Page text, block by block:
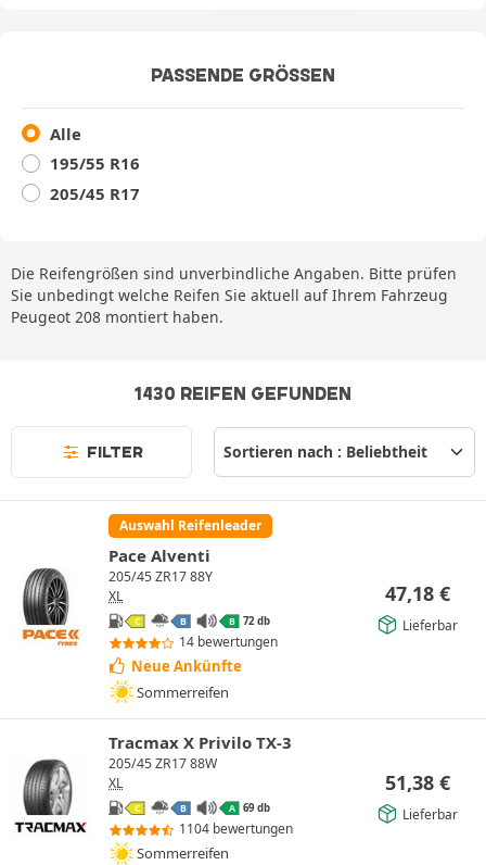
PASSENDE GRÖSSEN
Alle
195/55 R16
205/45 R17
Die Reifengrößen sind unverbindliche Angaben. Bitte prüfen
Sie unbedingt welche Reifen Sie aktuell auf Ihrem Fahrzeug
Peugeot 208 montiert haben.
1430 REIFEN GEFUNDEN
FILTER
Auswahl Reifenleader
Pace Alventi
205/45 ZR17 88Y
XL
C B B 72 db
14 bewertungen
Neue Ankünfte
Sommerreifen
47,18 €
Lieferbar
Tracmax X Privilo TX-3
205/45 ZR17 88W
XL
C B A 69 db
1104 bewertungen
Sommerreifen
51,38 €
Lieferbar